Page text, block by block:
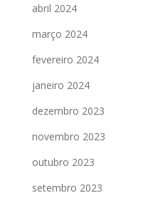
abril 2024
março 2024
fevereiro 2024
janeiro 2024
dezembro 2023
novembro 2023
outubro 2023
setembro 2023